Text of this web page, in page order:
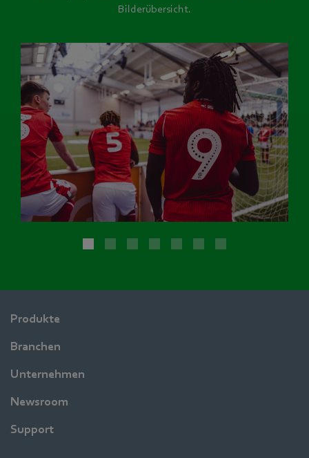
Bilderübersicht.
Produkte
Branchen
Unternehmen
Newsroom
Support